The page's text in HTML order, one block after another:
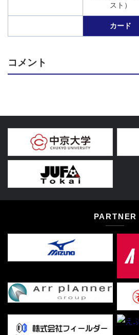
スト）
カード
コメント
PARTNER